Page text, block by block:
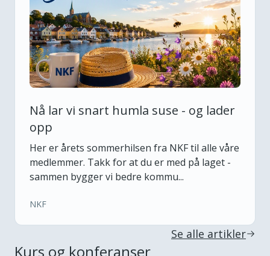
Nå lar vi snart humla suse - og lader
opp
Her er årets sommerhilsen fra NKF til alle våre
medlemmer. Takk for at du er med på laget -
sammen bygger vi bedre kommu...
NKF
Se alle artikler
Kurs og konferanser